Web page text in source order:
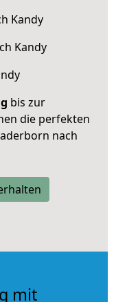
Kandy
Kandy
bis zur
die perfekten
nach
mit